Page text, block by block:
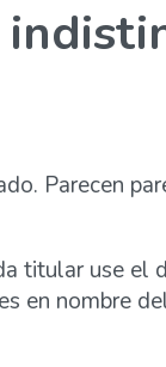
Parecen
titular use el
en nombre